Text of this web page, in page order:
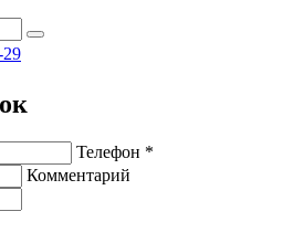
29
Телефон *
Комментарий